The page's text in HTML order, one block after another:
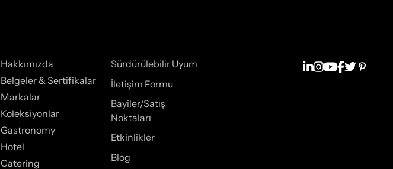
Hakkımızda
Belgeler & Sertifikalar
Markalar
Koleksiyonlar
Gastronomy
Hotel
Catering
Sürdürülebilir Uyum
İletişim Formu
Bayiler/Satış
Noktaları
Etkinlikler
Blog